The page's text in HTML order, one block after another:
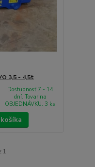
3,5 - 4,5t
Dostupnosť 7 - 14
dní. Tovar na
OBJEDNÁVKU. 3 ks
1